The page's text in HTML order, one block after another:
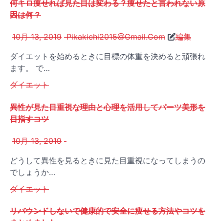
何キロ痩せれば見た目は変わる？痩せたと言われない原
因は何？
10月 13, 2019 Pikakichi2015@Gmail.Com
編集
ダイエットを始めるときに目標の体重を決めると頑張れ
ます。 で…
ダイエット
異性が見た目重視な理由と心理を活用してパーツ美形を
目指すコツ
10月 13, 2019
どうして異性を見るときに見た目重視になってしまうの
でしょうか…
ダイエット
リバウンドしないで健康的で安全に痩せる方法やコツを